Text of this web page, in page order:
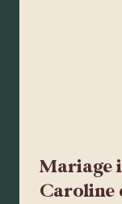
Mariage
Caroline